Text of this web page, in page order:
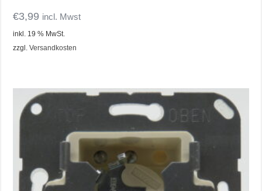
€3,99 incl. Mwst
inkl. 19 % MwSt.
zzgl.Versandkosten